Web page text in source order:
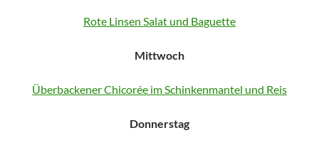
Rote Linsen Salat und Baguette
Mittwoch
Überbackener Chicorée im Schinkenmantel und Reis
Donnerstag